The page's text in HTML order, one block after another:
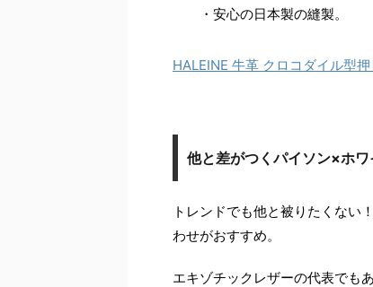
・安心の日本製の縫製。
HALEINE 牛革 クロコダイル型
他と差がつくパイソン×ホワ
トレンドでも他と被りたくない
わせがおすすめ。
エキゾチックレザーの代表でも